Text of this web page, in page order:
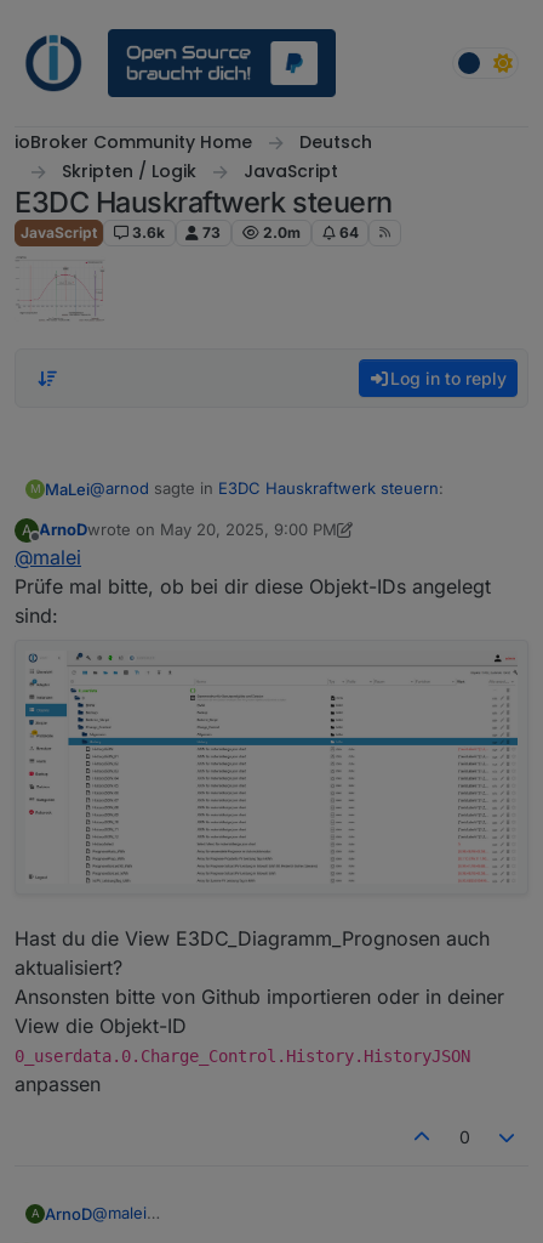
ioBroker Community Home
Deutsch
Skripten / Logik
JavaScript
E3DC Hauskraftwerk steuern
JavaScript 3.6k 73 2.0m 64
Log in to reply
M MaLei@arnod sagte in E3DC Hauskraftwerk steuern:
Das wird vom Script erledigt.
Für heute sollte wieder die PV-Leistung als Balken
Leider nicht. Schon seit dem 14.05. (Tag des Updates)
A
Offline
ArnoDwrote on May 20, 2025, 9:00 PM
last edited by ArnoDMay 20, 2025, 11:08 PM
@malei
Prüfe mal bitte, ob bei dir diese Objekt-IDs angelegt
sind:
Hast du die View E3DC_Diagramm_Prognosen auch
aktualisiert?
Ansonsten bitte von Github importieren oder in deiner
View die Objekt-ID
0_userdata.0.Charge_Control.History.HistoryJSON
anpassen
0
A ArnoD@malei